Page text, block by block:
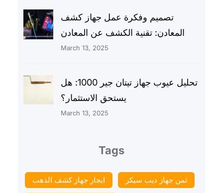
تصميم وفكرة عمل جهاز كشف
المعادن: تقنية الكشف عن المعادن
March 13, 2025
تحليل عيوب جهاز تيتان جير 1000: هل
يستحق الاستثمار؟
March 13, 2025
Tags
ايجار جهاز كشف الذهب ثمن جهاز ديب سيكر